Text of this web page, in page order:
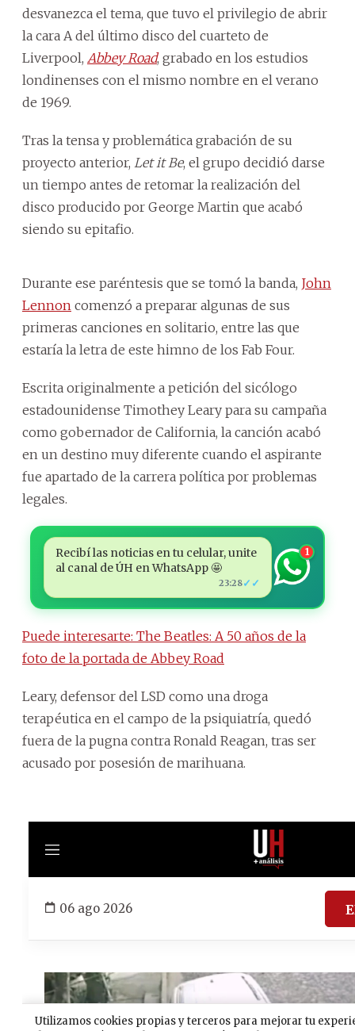
desvanezca el tema, que tuvo el privilegio de abrir
la cara A del último disco del cuarteto de
Liverpool, Abbey Road, grabado en los estudios
londinenses con el mismo nombre en el verano
de 1969.
Tras la tensa y problemática grabación de su
proyecto anterior, Let it Be, el grupo decidió darse
un tiempo antes de retomar la realización del
disco producido por George Martin que acabó
siendo su epitafio.
Durante ese paréntesis que se tomó la banda, John
Lennon comenzó a preparar algunas de sus
primeras canciones en solitario, entre las que
estaría la letra de este himno de los Fab Four.
Escrita originalmente a petición del sicólogo
estadounidense Timothey Leary para su campaña
como gobernador de California, la canción acabó
en un destino muy diferente cuando el aspirante
fue apartado de la carrera política por problemas
legales.
Recibí las noticias en tu celular, unite
al canal de ÚH en WhatsApp 🤩
23:28✓✓
1
Puede interesarte: The Beatles: A 50 años de la
foto de la portada de Abbey Road
Leary, defensor del LSD como una droga
terapéutica en el campo de la psiquiatría, quedó
fuera de la pugna contra Ronald Reagan, tras ser
acusado por posesión de marihuana.